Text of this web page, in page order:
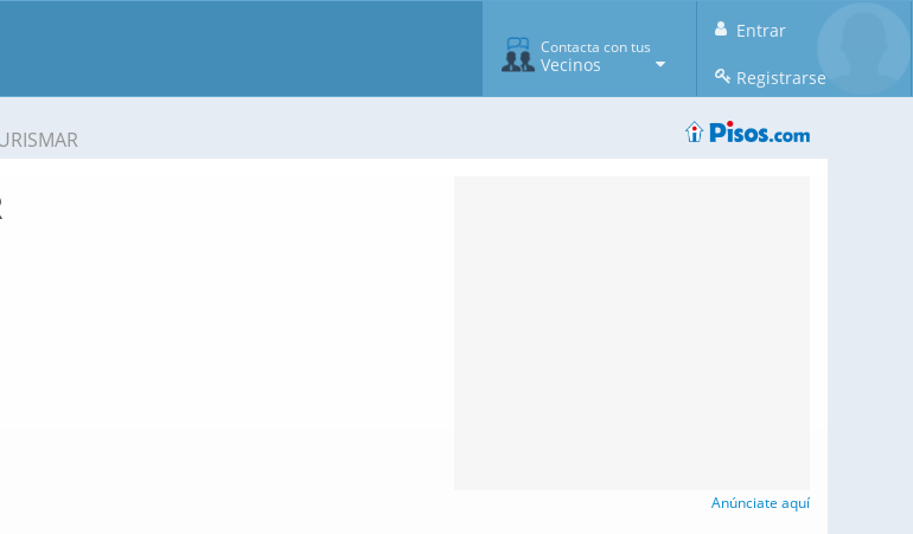
Entrar
Registrarse
Contacta con tus
Vecinos
Anúnciate aquí